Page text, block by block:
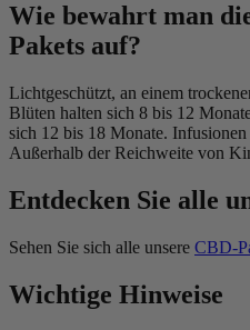
Wie bewahrt man
Pakets auf?
Lichtgeschützt, an einem
Blüten halten sich 8 bis 12
sich 12 bis 18 Monate.
Außerhalb der Reichweite von
Entdecken Sie alle
Sehen Sie sich alle unsere CBD-
Wichtige Hinweise